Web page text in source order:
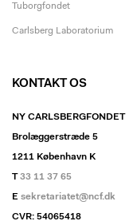
Tuborgfondet
Carlsberg Laboratorium
KONTAKT OS
NY CARLSBERGFONDET
Brolæggerstræde 5
1211 København K
T33 11 37 65
E sekretariatet@ncf.dk
CVR: 54065418